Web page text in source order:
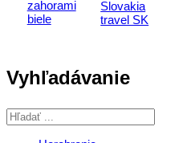
Vyhľadávanie